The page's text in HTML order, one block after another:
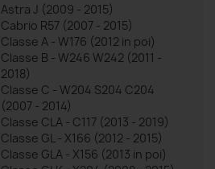
Astra J (2009 - 2015)
Cabrio R57 (2007 - 2015)
Classe A - W176 (2012 in poi)
Classe B - W246 W242 (2011 -
2018)
Classe C - W204 S204 C204
(2007 - 2014)
Classe CLA - C117 (2013 - 2019)
Classe GL - X166 (2012 - 2015)
Classe GLA - X156 (2013 in poi)